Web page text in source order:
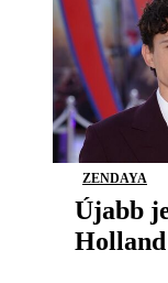
ZENDAYA
Újabb
Holland